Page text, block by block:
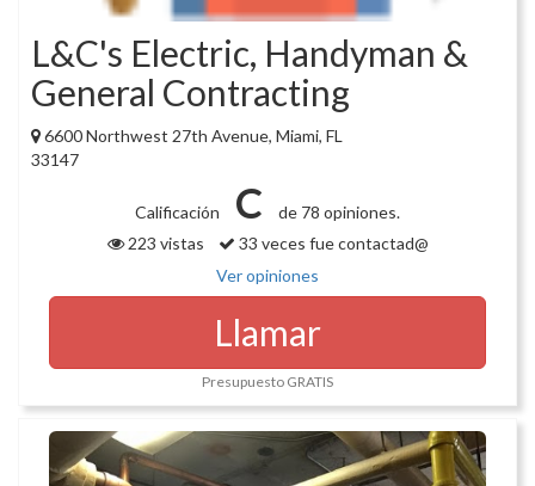
L&C's Electric, Handyman &
General Contracting
6600 Northwest 27th Avenue, Miami, FL
33147
Calificación C
de 78 opiniones.
223 vistas
33 veces fue contactad@
Ver opiniones
Llamar
Presupuesto GRATIS